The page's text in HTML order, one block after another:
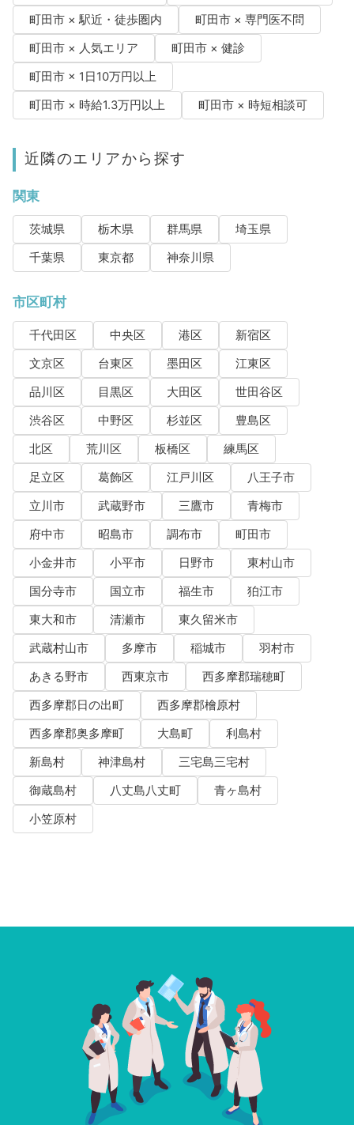
町田市 × 駅近・徒歩圏内
町田市 × 専門医不問
町田市 × 人気エリア
町田市 × 健診
町田市 × 1日10万円以上
町田市 × 時給1.3万円以上
町田市 × 時短相談可
近隣のエリアから探す
関東
茨城県 栃木県 群馬県
埼玉県
千葉県
東京都 神奈川県
市区町村
千代田区 中央区 港区
新宿区
文京区
台東区 墨田区
江東区
品川区
目黒区 大田区
世田谷区
渋谷区
中野区 杉並区
豊島区
北区
荒川区 板橋区
練馬区
足立区
葛飾区 江戸川区
八王子市
立川市
武蔵野市 三鷹市
青梅市
府中市
昭島市 調布市
町田市
小金井市
小平市 日野市
東村山市
国分寺市
国立市 福生市
狛江市
東大和市
清瀬市
東久留米市
武蔵村山市
多摩市 稲城市
羽村市
あきる野市
西東京市
西多摩郡瑞穂町
西多摩郡日の出町
西多摩郡檜原村
西多摩郡奥多摩町
大島町
利島村
新島村
神津島村
三宅島三宅村
御蔵島村
八丈島八丈町
青ヶ島村
小笠原村